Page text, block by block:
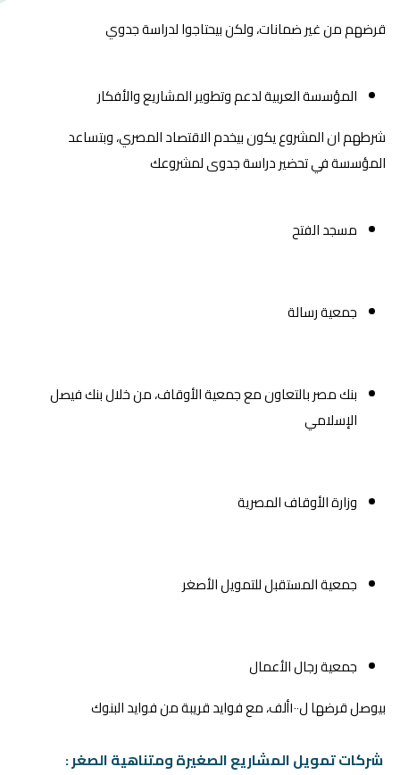
قرضهم من غير ضمانات، ولكن بيحتاجوا لدراسة جدوي
المؤسسة العربية لدعم وتطوير المشاريع والأفكار
شرطهم ان المشروع يكون بيخدم الاقتصاد المصري، وبتساعد
المؤسسة في تحضير دراسة جدوى لمشروعك
مسجد الفتح
جمعية رسالة
بنك مصر بالتعاون مع جمعية الأوقاف، من خلال بنك فيصل
الإسلامي
وزارة الأوقاف المصرية
جمعية المستقبل للتمويل الأصغر
جمعية رجال الأعمال
بيوصل قرضها ل١٠٠ألف، مع فوايد قريبة من فوايد البنوك
شركات تمويل المشاريع الصغيرة ومتناهية الصغر :